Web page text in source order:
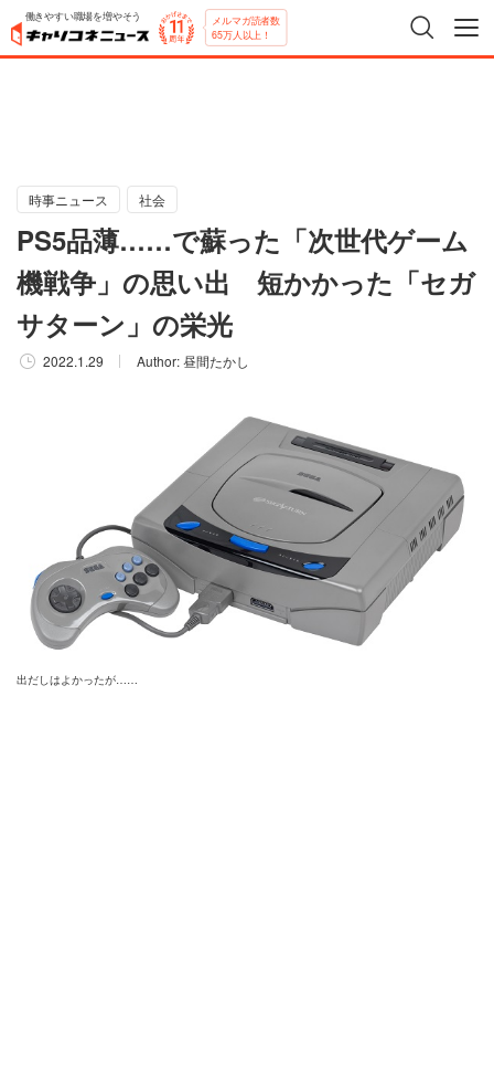
働きやすい職場を増やそう メルマガ読者数
65万人以上！
時事ニュース 社会
PS5品薄……で蘇った「次世代ゲーム
機戦争」の思い出 短かかった「セガ
サターン」の栄光
2022.1.29 Author:昼間たかし
出だしはよかったが……